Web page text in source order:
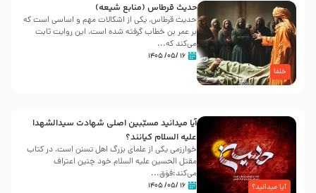
خلفا
حدیث قرطاس (منابع شیعه)
حدیث قرطاس، یکی از اشکالات مهم و اساسی است که
بر عمر بن خطاب گرفته شده است، این روایت ثابت
می‌کند که...
۱۶ /۰۵/ ۱۴۰۵
آیا میدانید؟
آیا میدانید مسبّبین اصلی شهادت سیدالشهدا
علیه ‌السلام کیانند؟
خوارزمی یکی از علمای بزرگ اهل تسنن است، در کتاب
مقتل الحسین علیه ‌السلام خود چنین اعتراف
می‌کند:فوَق...
۱۶ /۰۵/ ۱۴۰۵